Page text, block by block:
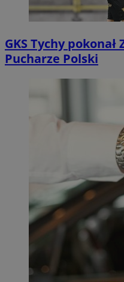
GKS Tychy pokonał
Pucharze Polski